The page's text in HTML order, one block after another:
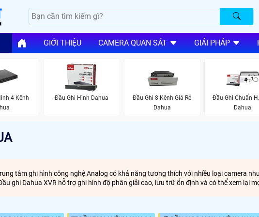
GIỚI THIỆU CAMERA QUAN SÁT GIẢI PHÁP
4 Kênh
Đầu Ghi Hình Dahua
Đầu Ghi 8 Kênh Giá Rẻ
Dahua
Đầu Ghi Chuẩn
Dahua
tâm ghi hình công nghệ Analog có khả năng tương thích với nhiều loại camera
ghi Dahua XVR hỗ trợ ghi hình độ phân giải cao, lưu trữ ổn định và có thể xem lại